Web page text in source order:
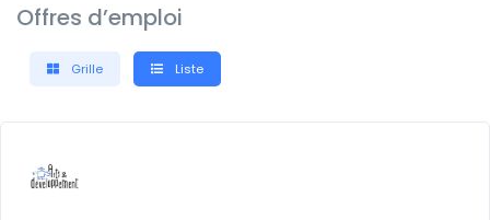
Offres d’emploi
Grille Liste